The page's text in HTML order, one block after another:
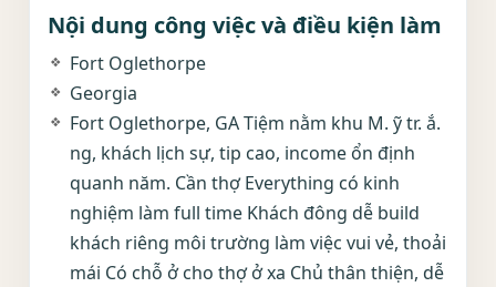
Nội dung công việc và điều kiện làm
Fort Oglethorpe
Georgia
Fort Oglethorpe, GA Tiệm nằm khu M. ỹ tr. ắ.
ng, khách lịch sự, tip cao, income ổn định
quanh năm. Cần thợ Everything có kinh
nghiệm làm full time Khách đông dễ build
khách riêng môi trường làm việc vui vẻ, thoải
mái Có chỗ ở cho thợ ở xa Chủ thân thiện, dễ